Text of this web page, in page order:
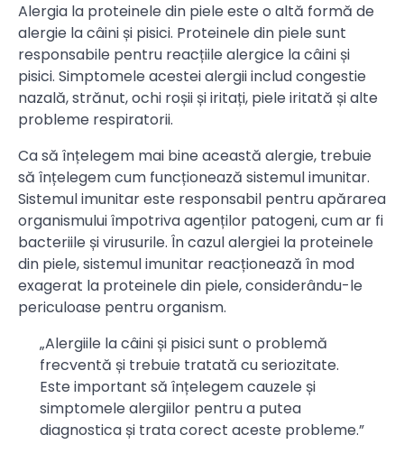
Alergia la proteinele din piele este o altă formă de
alergie la câini și pisici. Proteinele din piele sunt
responsabile pentru reacțiile alergice la câini și
pisici. Simptomele acestei alergii includ congestie
nazală, strănut, ochi roșii și iritați, piele iritată și alte
probleme respiratorii.
Ca să înțelegem mai bine această alergie, trebuie
să înțelegem cum funcționează sistemul imunitar.
Sistemul imunitar este responsabil pentru apărarea
organismului împotriva agenților patogeni, cum ar fi
bacteriile și virusurile. În cazul alergiei la proteinele
din piele, sistemul imunitar reacționează în mod
exagerat la proteinele din piele, considerându-le
periculoase pentru organism.
„Alergiile la câini și pisici sunt o problemă
frecventă și trebuie tratată cu seriozitate.
Este important să înțelegem cauzele și
simptomele alergiilor pentru a putea
diagnostica și trata corect aceste probleme.”